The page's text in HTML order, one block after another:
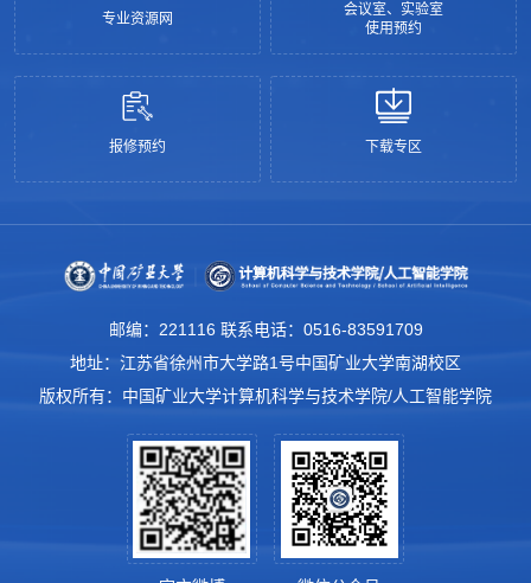
专业资源网
会议室、实验室
使用预约
报修预约 下载专区
邮编：221116 联系电话：0516-83591709
地址：江苏省徐州市大学路1号中国矿业大学南湖校区
版权所有：中国矿业大学计算机科学与技术学院/人工智能学院